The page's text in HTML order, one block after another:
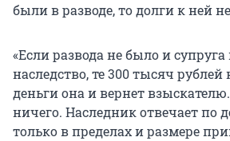
были в разводе, то долги к ней
«Если развода не было и
наследство, те 300 тысяч рублей
деньги она и вернет
ничего. Наследник отвечает по
только в пределах и размере